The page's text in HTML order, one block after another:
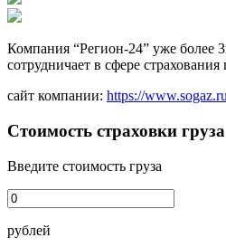
Компания “Регион-24” уже более
сотрудничает в сфере
сайт компании: https://www.sogaz.ru
Стоимость страховки груза
Введите стоимость груза
рублей